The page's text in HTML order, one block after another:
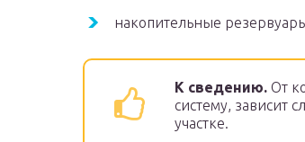
накопительные
К сведению. От
систему, зависит
участке.